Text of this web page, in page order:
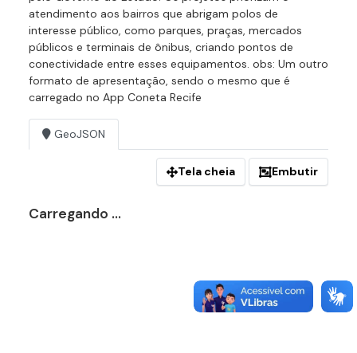
atendimento aos bairros que abrigam polos de
interesse público, como parques, praças, mercados
públicos e terminais de ônibus, criando pontos de
conectividade entre esses equipamentos. obs: Um outro
formato de apresentação, sendo o mesmo que é
carregado no App Coneta Recife
GeoJSON
Tela cheia Embutir